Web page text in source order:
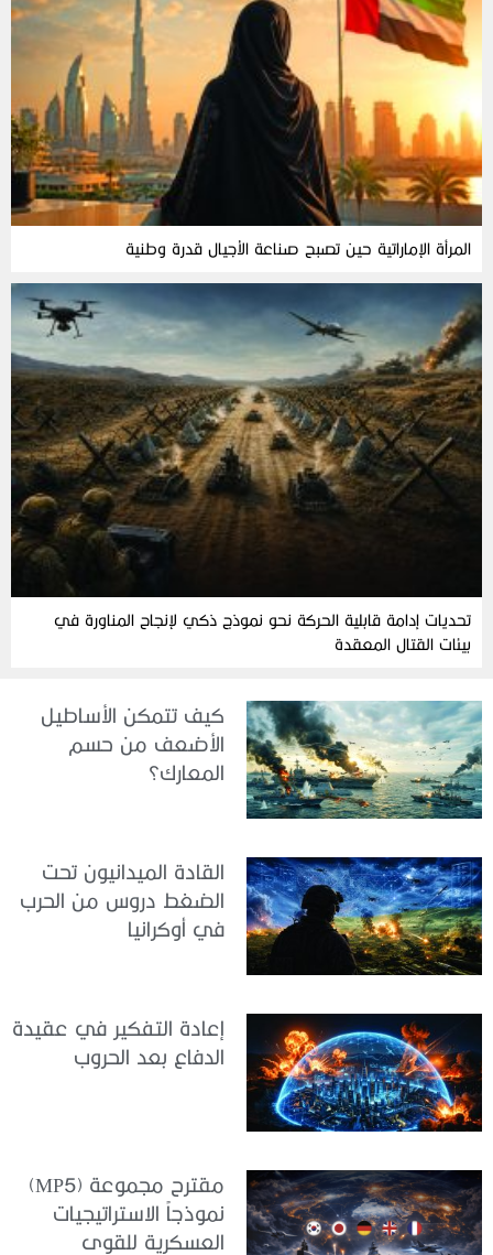
المرأة‭ ‬الإماراتية‭ ‬حين‭ ‬تصبح‭ ‬صناعة‭ ‬الأجيال‭ ‬قدرة‭ ‬وطنية
تحديات إدامة قابلية الحركة نحو نموذج ذكي لإنجاح المناورة في
بيئات القتال المعقدة
كيف تتمكن الأساطيل
الأضعف من حسم
المعارك؟
القادة الميدانيون تحت
الضغط دروس من الحرب
في أوكرانيا
إعادة التفكير في عقيدة
الدفاع بعد الحروب
مقترح مجموعة (MP5)
نموذجاً الاستراتيجيات
العسكرية للقوى